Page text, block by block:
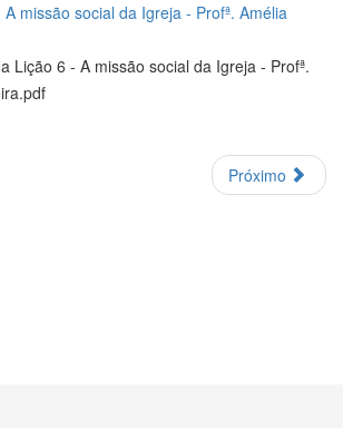
missão social da Igreja - Profª. Amélia
Lição 6 - A missão social da Igreja - Profª.
Próximo